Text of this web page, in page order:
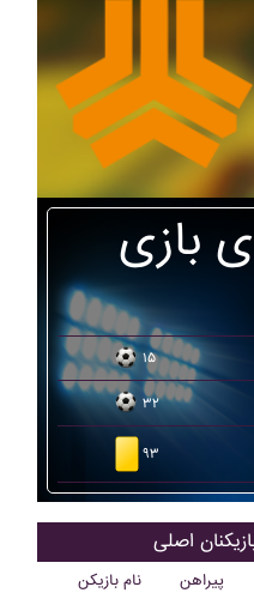
بازی
۱۵
۳۲
۹۳
نام بازیکن پیراهن